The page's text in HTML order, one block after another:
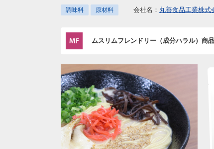
調味料 原材料 会社名： 丸善食品工業株式
ムスリムフレンドリー（成分ハラル）商品